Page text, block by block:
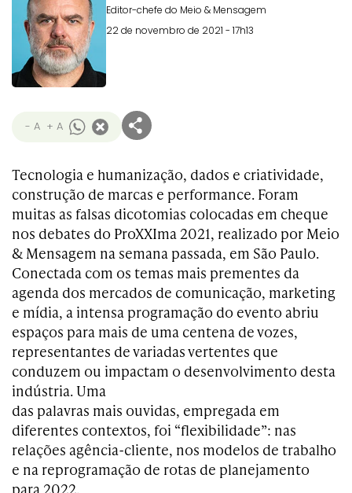
Editor-chefe do Meio & Mensagem
22 de novembro de 2021 - 17h13
- A + A
Tecnologia e humanização, dados e criatividade,
construção de marcas e performance. Foram
muitas as falsas dicotomias colocadas em cheque
nos debates do ProXXIma 2021, realizado por Meio
& Mensagem na semana passada, em São Paulo.
Conectada com os temas mais prementes da
agenda dos mercados de comunicação, marketing
e mídia, a intensa programação do evento abriu
espaços para mais de uma centena de vozes,
representantes de variadas vertentes que
conduzem ou impactam o desenvolvimento desta
indústria. Uma
das palavras mais ouvidas, empregada em
diferentes contextos, foi “flexibilidade”: nas
relações agência-cliente, nos modelos de trabalho
e na reprogramação de rotas de planejamento
para 2022.